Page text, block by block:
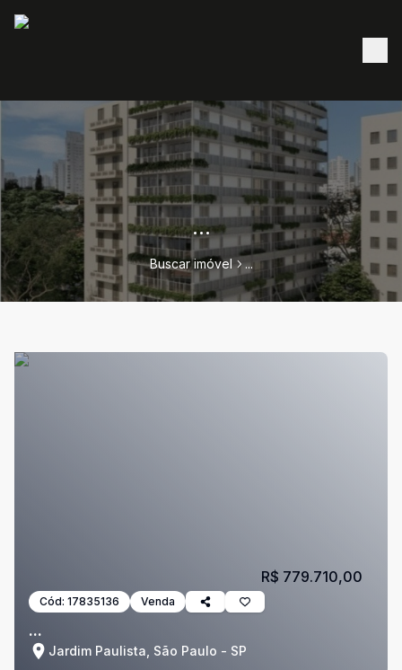
...
Buscar imóvel ...
Cód: 17835136 Venda
...
Jardim Paulista, São Paulo - SP
R$ 779.710,00